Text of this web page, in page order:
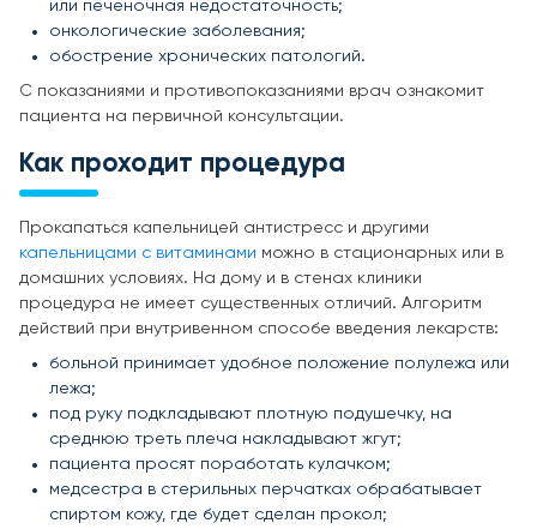
или печеночная недостаточность;
онкологические заболевания;
обострение хронических патологий.
С показаниями и противопоказаниями врач ознакомит
пациента на первичной консультации.
Как проходит процедура
Прокапаться капельницей антистресс и другими
капельницами с витаминами можно в стационарных или в
домашних условиях. На дому и в стенах клиники
процедура не имеет существенных отличий. Алгоритм
действий при внутривенном способе введения лекарств:
больной принимает удобное положение полулежа или
лежа;
под руку подкладывают плотную подушечку, на
среднюю треть плеча накладывают жгут;
пациента просят поработать кулачком;
медсестра в стерильных перчатках обрабатывает
спиртом кожу, где будет сделан прокол;